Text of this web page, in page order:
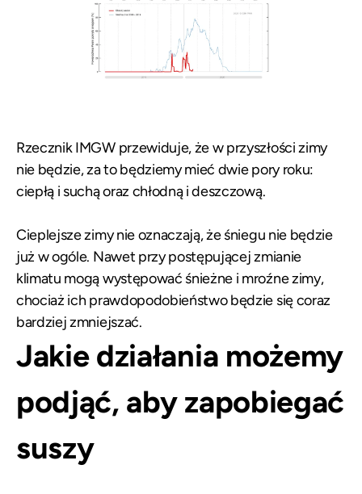
Rzecznik IMGW przewiduje, że w przyszłości zimy
nie będzie, za to będziemy mieć dwie pory roku:
ciepłą i suchą oraz chłodną i deszczową.
Cieplejsze zimy nie oznaczają, że śniegu nie będzie
już w ogóle. Nawet przy postępującej zmianie
klimatu mogą występować śnieżne i mroźne zimy,
chociaż ich prawdopodobieństwo będzie się coraz
bardziej zmniejszać.
Jakie działania możemy
podjąć, aby zapobiegać
suszy